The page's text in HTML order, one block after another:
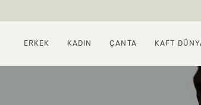
ERKEK KADIN ÇANTA KAFT